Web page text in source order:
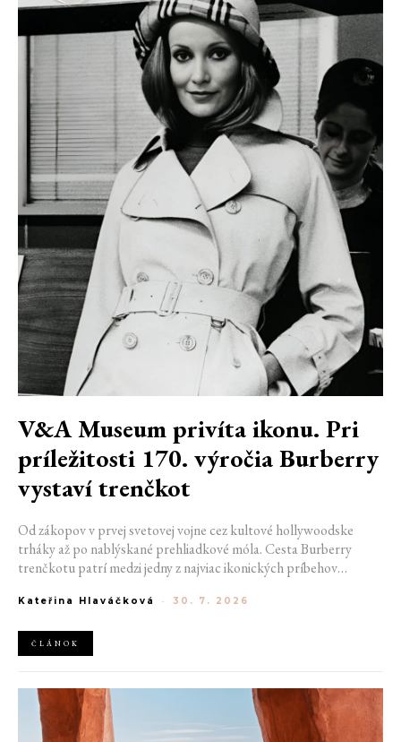
V&A Museum privíta ikonu. Pri
príležitosti 170. výročia Burberry
vystaví trenčkot
Od zákopov v prvej svetovej vojne cez kultové hollywoodske
trháky až po nablýskané prehliadkové móla. Cesta Burberry
trenčkotu patrí medzi jedny z najviac ikonických príbehov
značky mu poklonu vzdá V&A Museum v Londýne. Od konca
oslavujúcu legendárny kúsok.
Kateřina Hlaváčková - 30. 7. 2026
ČLÁNOK